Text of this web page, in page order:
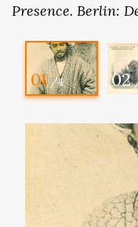
Presence. Berlin:
01 /4 02